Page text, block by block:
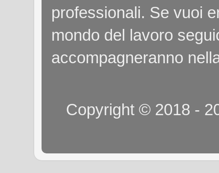
professionali. Se vuoi
mondo del lavoro
accompagneranno
Copyright © 2018 -